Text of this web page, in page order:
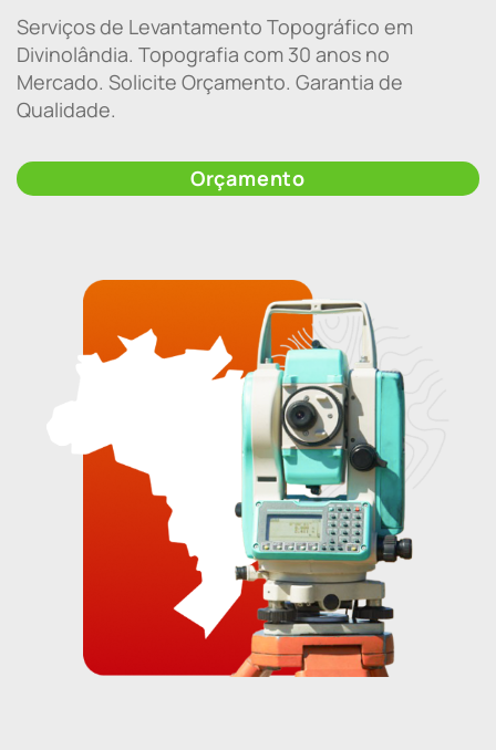
Serviços de Levantamento Topográfico em
Divinolândia. Topografia com 30 anos no
Mercado. Solicite Orçamento. Garantia de
Qualidade.
Orçamento